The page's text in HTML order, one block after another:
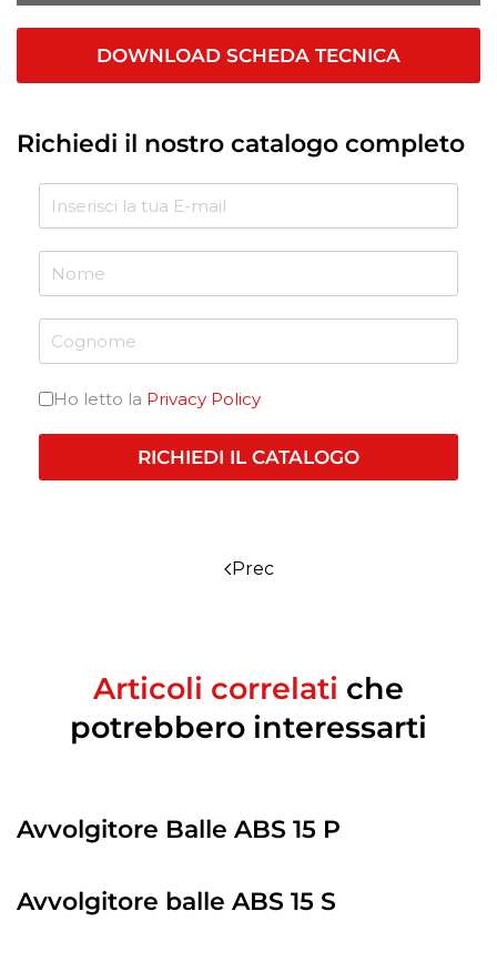
DOWNLOAD SCHEDA TECNICA
Richiedi il nostro catalogo completo
Ho letto la Privacy Policy
RICHIEDI IL CATALOGO
Prec
Articoli correlati che
potrebbero interessarti
Avvolgitore Balle ABS 15 P
Avvolgitore balle ABS 15 S